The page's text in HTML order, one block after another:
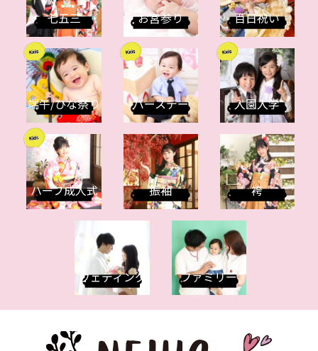
七五三 お宮参り 百日祝い
端午/ひな祭り バースデー 入園入学
ハーフ成人式 振袖 袴
ウェディング ファミリー